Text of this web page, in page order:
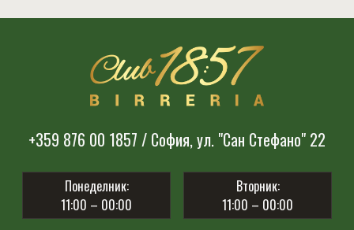
+359 876 00 1857 / София, ул. "Сан Стефано" 22
Понеделник:
11:00 – 00:00
Вторник:
11:00 – 00:00